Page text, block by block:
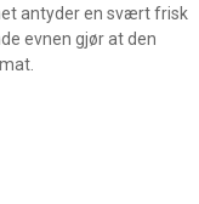
antyder en svært frisk
evnen gjør at den